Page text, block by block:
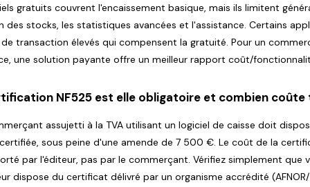
gratuits couvrent l'encaissement basique, mais ils limitent
des stocks, les statistiques avancées et l'assistance. Certains
transaction élevés qui compensent la gratuité. Pour un
une solution payante offre un meilleur rapport coût/
NF525 est elle obligatoire et combien coûte
assujetti à la TVA utilisant un logiciel de caisse doit
sous peine d'une amende de 7 500 €. Le coût de la
par l'éditeur, pas par le commerçant. Vérifiez simplement que
dispose du certificat délivré par un organisme accrédité